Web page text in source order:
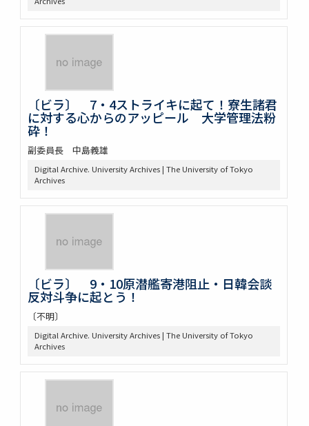
〔ビラ〕 7・4ストライキに起て！寮生諸君
に対する心からのアッピール 大学管理法粉
砕！
副委員長 中島義雄
Digital Archive. University Archives | The University of Tokyo
Archives
〔ビラ〕 9・10原潜艦寄港阻止・日韓会談
反対斗争に起とう！
〔不明〕
Digital Archive. University Archives | The University of Tokyo
Archives